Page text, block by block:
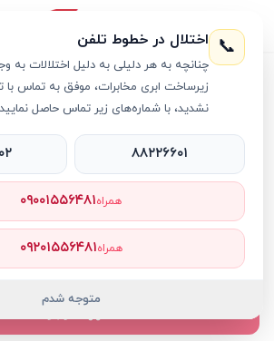
اپل واچ اولترا اپل واچ اولترا مدل 49 میلی متری با بند تریل
اپل واچ اولترا
📞 اختلال در خطوط تلفن
چنانچه به هر دلیلی به دلیل اختلالات به
زیرساخت ابری مخابرات، موفق به تماس
نشدید، با شماره‌های زیر تماس حاصل
۸۸۲۲۶۶۰۱
همراه۰۹۰۰۱۵۵۶۴۸۱
همراه۰۹۲۰۱۵۵۶۴۸۱
متوجه شدم